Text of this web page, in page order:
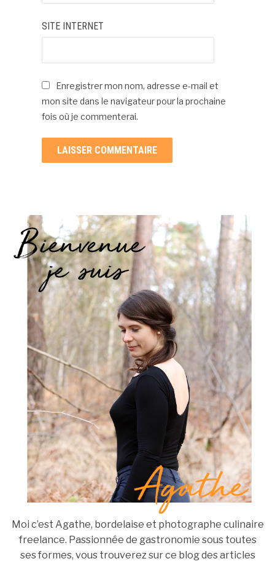
SITE INTERNET
Enregistrer mon nom, adresse e-mail et
mon site dans le navigateur pour la prochaine
fois où je commenterai.
Moi c’est Agathe, bordelaise et photographe culinaire
freelance. Passionnée de gastronomie sous toutes
ses formes, vous trouverez sur ce blog des articles